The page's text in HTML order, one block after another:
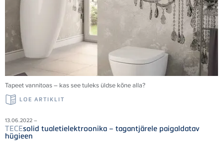
Tapeet vannitoas – kas see tuleks üldse kõne alla?
LOE ARTIKLIT
13.06.2022 –
TECEsolid tualetielektroonika – tagantjärele paigaldatav
hügieen